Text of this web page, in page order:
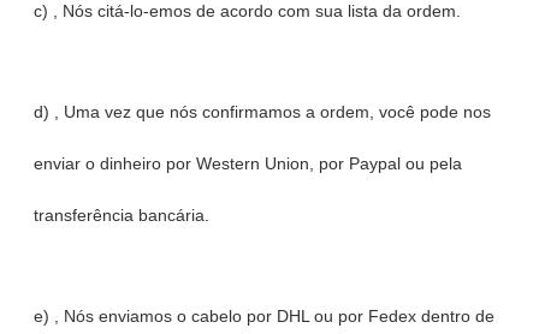
c) , Nós citá-lo-emos de acordo com sua lista da ordem.
d) , Uma vez que nós confirmamos a ordem, você pode nos
enviar o dinheiro por Western Union, por Paypal ou pela
transferência bancária.
e) , Nós enviamos o cabelo por DHL ou por Fedex dentro de